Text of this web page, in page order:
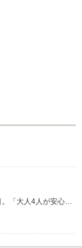
トヨタを代表するコンパクトステーションワゴンの3代目。「大人4人が安心・安全・快適に長距離を移動できる最小のクルマ」という原点に立ち返って、開発は進められた。上質かつスポーティなイメージを演出しながらも、ステーションワゴンとしての高いユーティリティ性能が追求された。また、カローラの歴史では初となる外形サイズのコンパクト化を実施。全長を60mm短縮しながらも、後席乗員のニースペースは従来型に比べて＋40mm、荷室長も＋90mmの拡大に成功。後席を倒した場合、872Lという荷室容量が確保される。エンジンは、軽快な走りと優れた燃費性能を両立させた1.5Lと、燃費向上と力強い動力性能が実現された1.8Lの2種類が用意される（2012.5）